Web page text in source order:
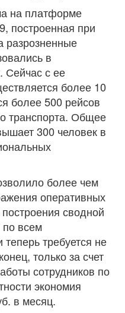
на платформе
построенная при
разрозненные
в
Сейчас с ее
более 10
более 500 рейсов
транспорта. Общее
300 человек в
более чем
оперативных
сводной
по всем
требуется не
только за счет
сотрудников по
экономия
в месяц.